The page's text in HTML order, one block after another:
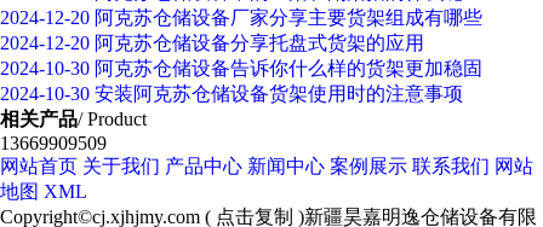
2024-12-20 阿克苏仓储设备厂家分享主要货架组成有哪些
2024-12-20 阿克苏仓储设备分享托盘式货架的应用
2024-10-30 阿克苏仓储设备告诉你什么样的货架更加稳固
2024-10-30 安装阿克苏仓储设备货架使用时的注意事项
相关产品/ Product
13669909509
网站首页 关于我们 产品中心 新闻中心 案例展示 联系我们 网站
地图 XML
Copyright©cj.xjhjmy.com ( 点击复制 )新疆昊嘉明逸仓储设备有限